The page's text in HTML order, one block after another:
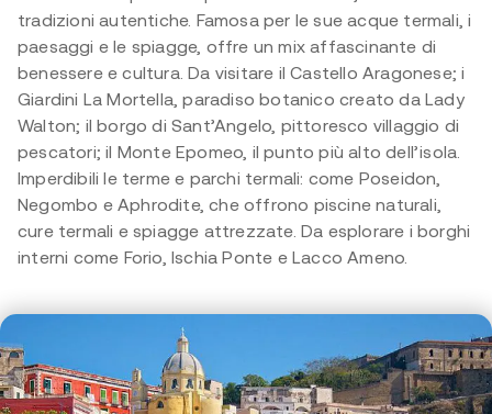
tradizioni autentiche. Famosa per le sue acque termali, i
paesaggi e le spiagge, offre un mix affascinante di
benessere e cultura. Da visitare il Castello Aragonese; i
Giardini La Mortella, paradiso botanico creato da Lady
Walton; il borgo di Sant’Angelo, pittoresco villaggio di
pescatori; il Monte Epomeo, il punto più alto dell’isola.
Imperdibili le terme e parchi termali: come Poseidon,
Negombo e Aphrodite, che offrono piscine naturali,
cure termali e spiagge attrezzate. Da esplorare i borghi
interni come Forio, Ischia Ponte e Lacco Ameno.